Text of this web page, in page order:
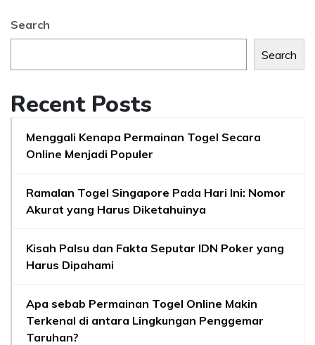
Search
Search
Recent Posts
Menggali Kenapa Permainan Togel Secara
Online Menjadi Populer
Ramalan Togel Singapore Pada Hari Ini: Nomor
Akurat yang Harus Diketahuinya
Kisah Palsu dan Fakta Seputar IDN Poker yang
Harus Dipahami
Apa sebab Permainan Togel Online Makin
Terkenal di antara Lingkungan Penggemar
Taruhan?